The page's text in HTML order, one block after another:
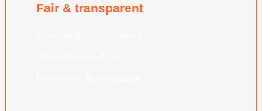
Fair & transparent